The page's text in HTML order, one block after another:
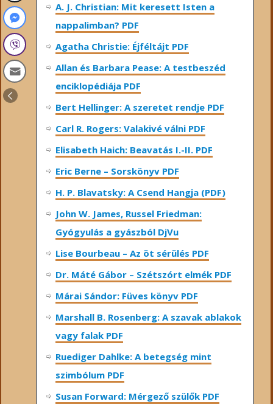
A. J. Christian: Mit keresett Isten a
nappalimban? PDF
Agatha Christie: Éjféltájt PDF
Allan és Barbara Pease: A testbeszéd
enciklopédiája PDF
Bert Hellinger: A ​szeretet rendje PDF
Carl R. Rogers: Valakivé válni PDF
Elisabeth Haich: Beavatás I.-II. PDF
Eric Berne – Sorskönyv PDF
H. P. Blavatsky: A Csend Hangja (PDF)
John W. James, Russel Friedman:
Gyógyulás a gyászból DjVu
Lise Bourbeau – Az öt sérülés PDF
Dr. Máté Gábor – Szétszórt elmék PDF
Márai Sándor: Füves könyv PDF
Marshall B. Rosenberg: A szavak ablakok
vagy falak PDF
Ruediger Dahlke: A betegség mint
szimbólum PDF
Susan Forward: Mérgező szülők PDF